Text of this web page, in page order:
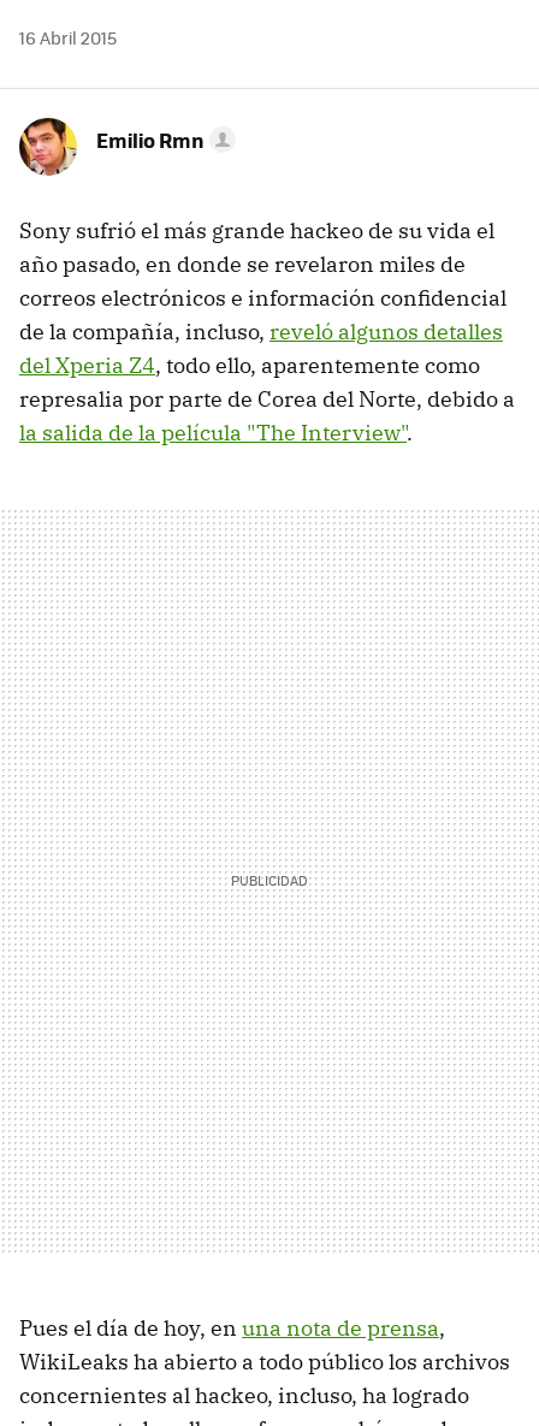
16 Abril 2015
Emilio Rmn
Sony sufrió el más grande hackeo de su vida el
año pasado, en donde se revelaron miles de
correos electrónicos e información confidencial
de la compañía, incluso, reveló algunos detalles
del Xperia Z4, todo ello, aparentemente como
represalia por parte de Corea del Norte, debido a
la salida de la película "The Interview".
Pues el día de hoy, en una nota de prensa,
WikiLeaks ha abierto a todo público los archivos
concernientes al hackeo, incluso, ha logrado